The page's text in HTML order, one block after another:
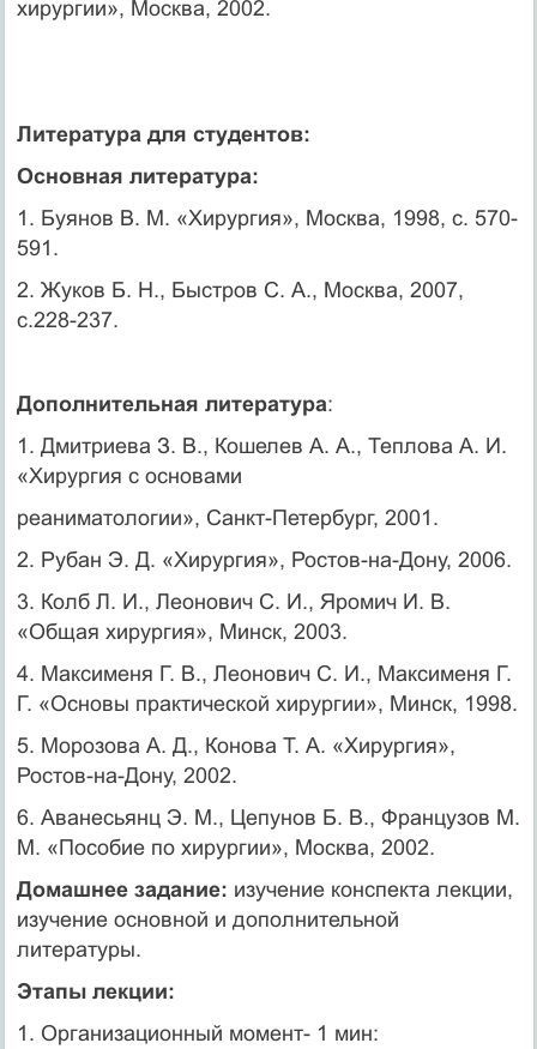
хирургии», Москва, 2002.
Литература для студентов:
Основная литература:
1. Буянов В. М. «Хирургия», Москва, 1998, с. 570-
591.
2. Жуков Б. Н., Быстров С. А., Москва, 2007,
с.228-237.
Дополнительная литература:
1. Дмитриева З. В., Кошелев А. А., Теплова А. И.
«Хирургия с основами
реаниматологии», Санкт-Петербург, 2001.
2. Рубан Э. Д. «Хирургия», Ростов-на-Дону, 2006.
3. Колб Л. И., Леонович С. И., Яромич И. В.
«Общая хирургия», Минск, 2003.
4. Максименя Г. В., Леонович С. И., Максименя Г.
Г. «Основы практической хирургии», Минск, 1998.
5. Морозова А. Д., Конова Т. А. «Хирургия»,
Ростов-на-Дону, 2002.
6. Аванесьянц Э. М., Цепунов Б. В., Французов М.
М. «Пособие по хирургии», Москва, 2002.
Домашнее задание: изучение конспекта лекции,
изучение основной и дополнительной
литературы.
Этапы лекции:
1. Организационный момент- 1 мин: